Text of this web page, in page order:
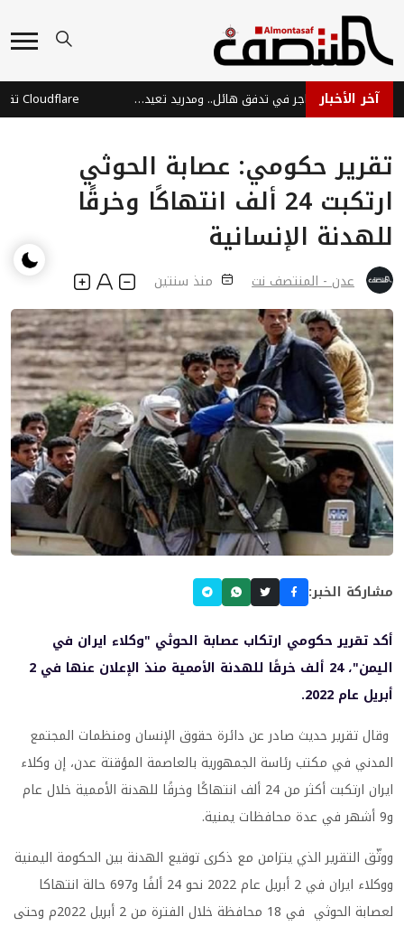
آخر الأخبار سبتة: مصرع 100 مهاجر في تدفق هائل.. ومدريد تعيد 70 ألفاً للمغرب
تقرير حكومي: عصابة الحوثي
ارتكبت 24 ألف انتهاكًا وخرقًا
للهدنة الإنسانية
عدن - المنتصف نت منذ سنتين
مشاركة الخبر:
أكد تقرير حكومي ارتكاب عصابة الحوثي "وكلاء ايران في
اليمن"، 24 ألف خرقًا للهدنة الأممية منذ الإعلان عنها في 2
أبريل عام 2022.
وقال تقرير حديث صادر عن دائرة حقوق الإنسان ومنظمات المجتمع
المدني في مكتب رئاسة الجمهورية بالعاصمة المؤقتة عدن، إن وكلاء
ايران ارتكبت أكثر من 24 ألف انتهاكًا وخرقًا للهدنة الأممية خلال عام
و9 أشهر في عدة محافظات يمنية.
ووثّق التقرير الذي يتزامن مع ذكرى توقيع الهدنة بين الحكومة اليمنية
ووكلاء ايران في 2 أبريل عام 2022 نحو 24 ألفًا و697 حالة انتهاكا
لعصابة الحوثي في 18 محافظة خلال الفترة من 2 أبريل 2022م وحتى